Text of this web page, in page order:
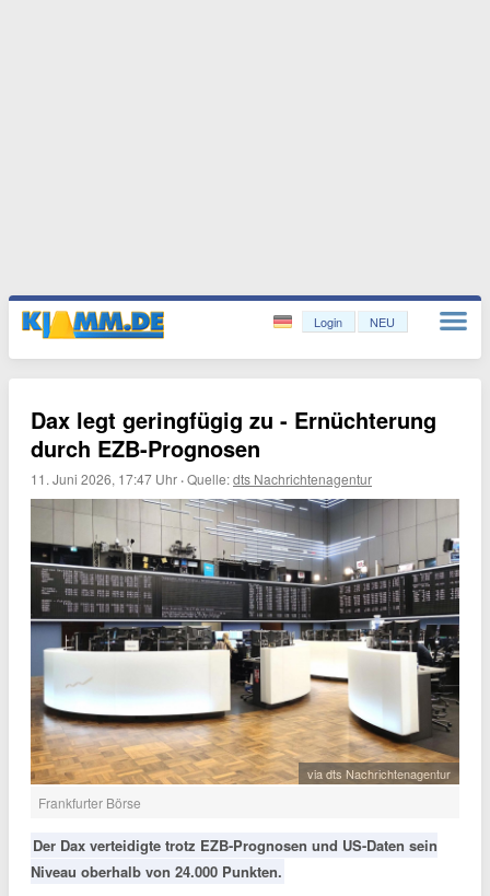
Login NEU
Dax legt geringfügig zu - Ernüchterung
durch EZB-Prognosen
11. Juni 2026, 17:47 Uhr ·Quelle:dts Nachrichtenagentur
via dts Nachrichtenagentur
Frankfurter Börse
Der Dax verteidigte trotz EZB-Prognosen und US-Daten sein
Niveau oberhalb von 24.000 Punkten.